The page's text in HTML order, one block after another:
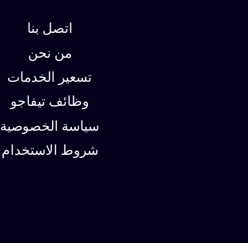
اتصل بنا
من نحن
تسعير الخدمات
وظائف تيفاجو
سياسة الخصوصية
شروط الاستخدام